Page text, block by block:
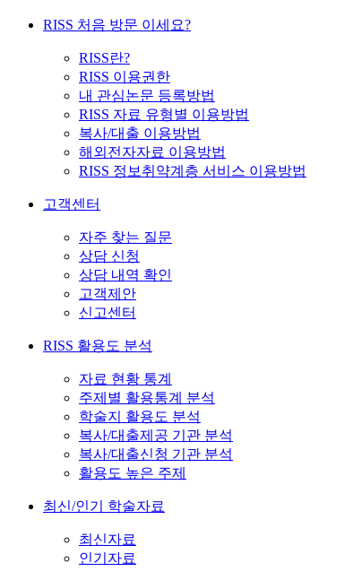
RISS 처음 방문 이세요?
RISS란?
RISS 이용권한
내 관심논문 등록방법
RISS 자료 유형별 이용방법
복사/대출 이용방법
해외전자자료 이용방법
RISS 정보취약계층 서비스 이용방법
고객센터
자주 찾는 질문
상담 신청
상담 내역 확인
고객제안
신고센터
RISS 활용도 분석
자료 현황 통계
주제별 활용통계 분석
학술지 활용도 분석
복사/대출제공 기관 분석
복사/대출신청 기관 분석
활용도 높은 주제
최신/인기 학술자료
최신자료
인기자료